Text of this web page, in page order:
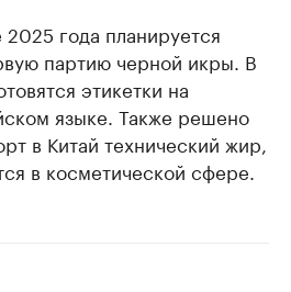
года планируется
партию черной икры. В
этикетки на
языке. Также решено
в Китай технический жир,
в косметической сфере.